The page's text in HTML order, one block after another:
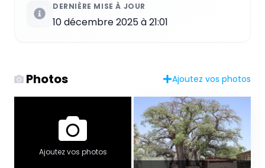
DERNIÈRE MISE À JOUR
10 décembre 2025 à 21:01
Photos Ajoutez vos photos
Ajoutez vos photos